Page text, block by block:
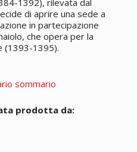
1392), rilevata dal
di aprire una sede a
in partecipazione
che opera per la
(1393-1395).
sommario
prodotta da: